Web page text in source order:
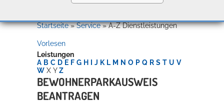
Kultur
Bildung
Startseite»Service»A-Z Dienstleistungen
Vorlesen
Leistungen
A B C D E F G H J K L M N O P Q R S T U V
W X Y Z
BEWOHNERPARKAUSWEIS
BEANTRAGEN